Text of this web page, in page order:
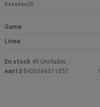
Reseñas(0)
Gama
Linea
En stock 49 Unidades
ean13 8426566511057